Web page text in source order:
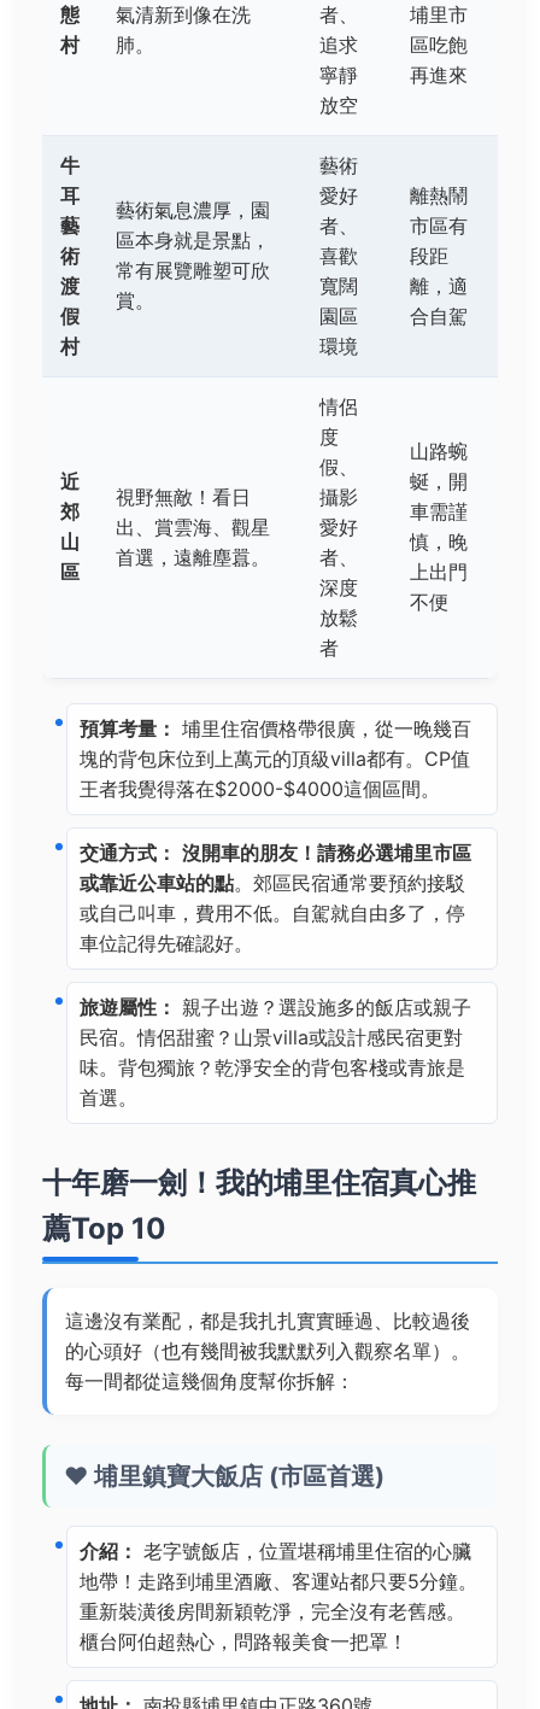
態
村
氣清新到像在洗
肺。
者、
追求
寧靜
放空
埔里市
區吃飽
再進來
牛
耳
藝
術
渡
假
村
藝術氣息濃厚，園
區本身就是景點，
常有展覽雕塑可欣
賞。
藝術
愛好
者、
喜歡
寬闊
園區
環境
離熱鬧
市區有
段距
離，適
合自駕
近
郊
山
區
視野無敵！看日
出、賞雲海、觀星
首選，遠離塵囂。
情侶
度
假、
攝影
愛好
者、
深度
放鬆
者
山路蜿
蜒，開
車需謹
慎，晚
上出門
不便
預算考量： 埔里住宿價格帶很廣，從一晚幾百
塊的背包床位到上萬元的頂級villa都有。CP值
王者我覺得落在$2000-$4000這個區間。
交通方式： 沒開車的朋友！請務必選埔里市區
或靠近公車站的點。郊區民宿通常要預約接駁
或自己叫車，費用不低。自駕就自由多了，停
車位記得先確認好。
旅遊屬性： 親子出遊？選設施多的飯店或親子
民宿。情侶甜蜜？山景villa或設計感民宿更對
味。背包獨旅？乾淨安全的背包客棧或青旅是
首選。
十年磨一劍！我的埔里住宿真心推
薦Top 10
這邊沒有業配，都是我扎扎實實睡過、比較過後
的心頭好（也有幾間被我默默列入觀察名單）。
每一間都從這幾個角度幫你拆解：
❤️ 埔里鎮寶大飯店 (市區首選)
介紹： 老字號飯店，位置堪稱埔里住宿的心臟
地帶！走路到埔里酒廠、客運站都只要5分鐘。
重新裝潢後房間新穎乾淨，完全沒有老舊感。
櫃台阿伯超熱心，問路報美食一把罩！